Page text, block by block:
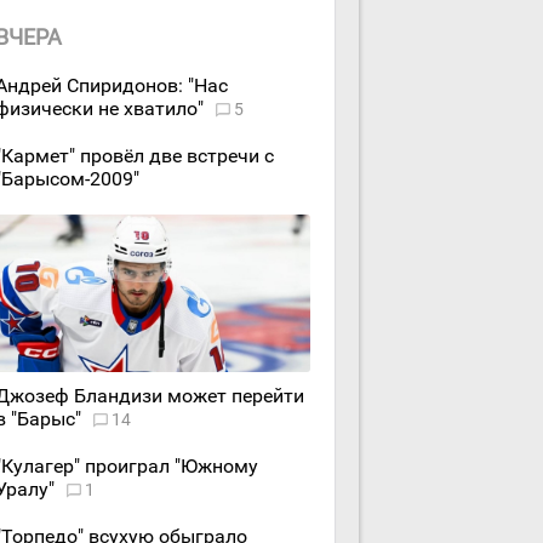
Спиридонов: "Нас
не хватило"
5
провёл две встречи с
2009"
Бландизи может перейти
"Барыс"
14
проиграл "Южному
1
всухую обыграло